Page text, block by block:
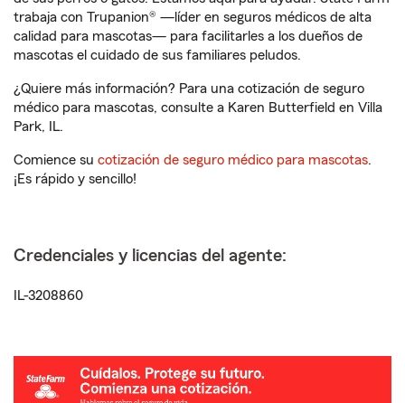
trabaja con Trupanion® —líder en seguros médicos de alta
calidad para mascotas— para facilitarles a los dueños de
mascotas el cuidado de sus familiares peludos.
¿Quiere más información? Para una cotización de seguro
médico para mascotas, consulte a Karen Butterfield en Villa
Park, IL.
Comience su cotización de seguro médico para mascotas.
¡Es rápido y sencillo!
Credenciales y licencias del agente:
IL-3208860